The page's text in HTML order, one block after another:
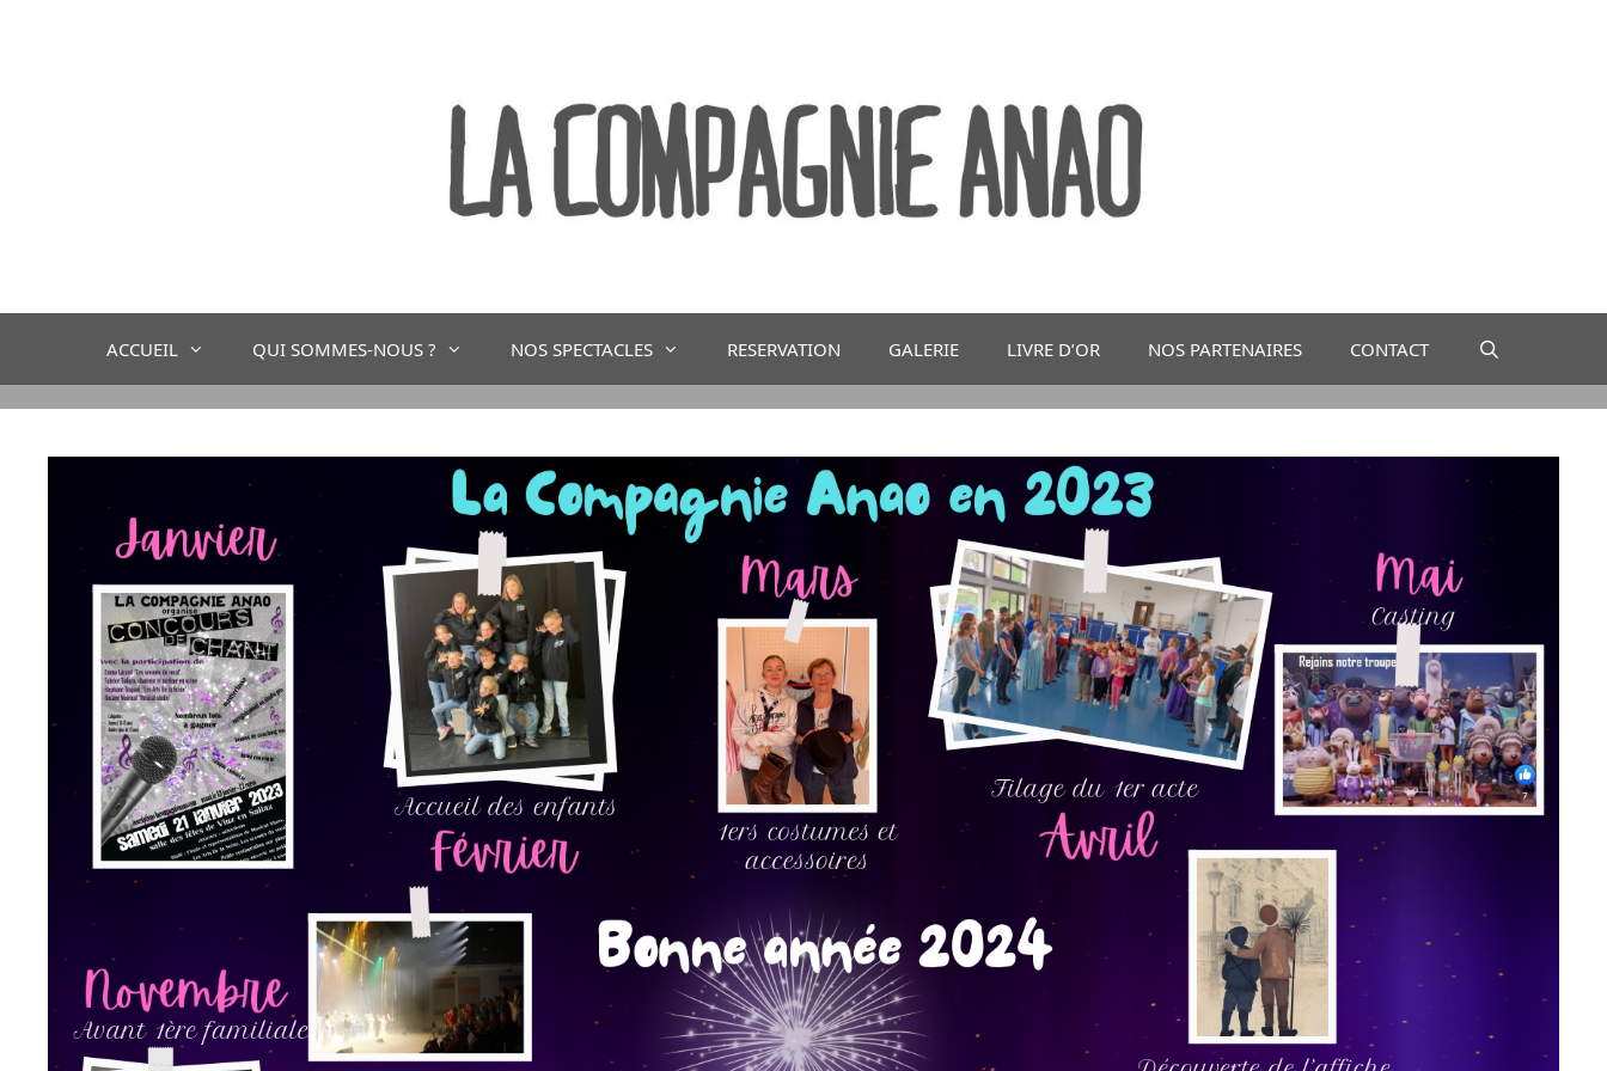
ACCUEIL QUI SOMMES-NOUS ? NOS SPECTACLES RESERVATION GALERIE LIVRE D’OR NOS PARTENAIRES CONTACT